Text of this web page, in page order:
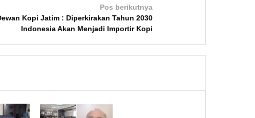
Pos berikutnya
Kopi Jatim : Diperkirakan Tahun 2030
Indonesia Akan Menjadi Importir Kopi